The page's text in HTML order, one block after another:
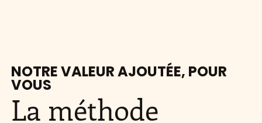
NOTRE VALEUR AJOUTÉE, POUR
VOUS
La méthode